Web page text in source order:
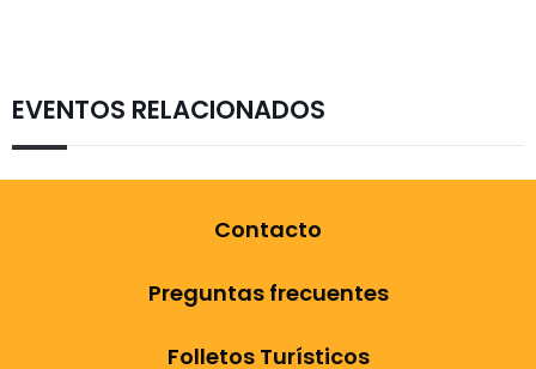
EVENTOS RELACIONADOS
Contacto
Preguntas frecuentes
Folletos Turísticos